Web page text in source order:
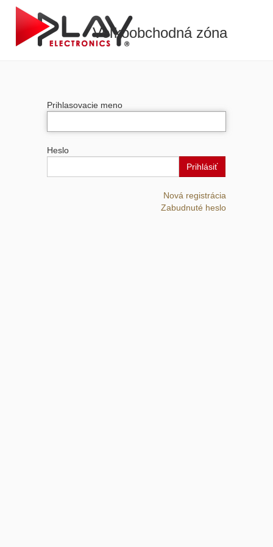
Veľkoobchodná zóna
Prihlasovacie meno
Heslo
Prihlásiť
Nová registrácia
Zabudnuté heslo